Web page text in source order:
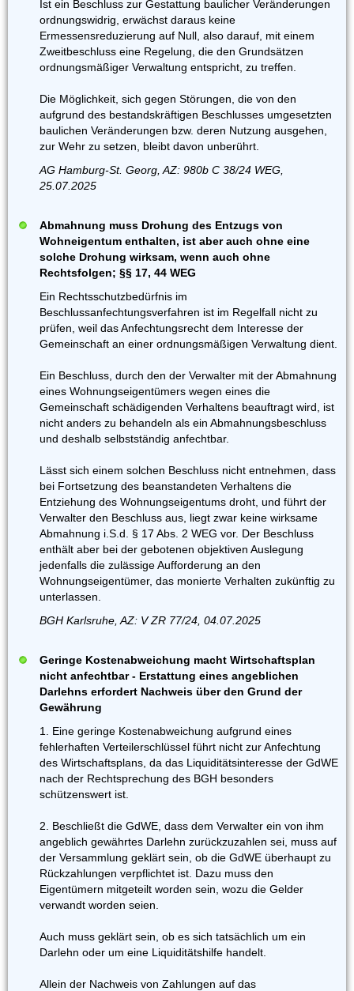
Ist ein Beschluss zur Gestattung baulicher Veränderungen
ordnungswidrig, erwächst daraus keine
Ermessensreduzierung auf Null, also darauf, mit einem
Zweitbeschluss eine Regelung, die den Grundsätzen
ordnungsmäßiger Verwaltung entspricht, zu treffen.
Die Möglichkeit, sich gegen Störungen, die von den
aufgrund des bestandskräftigen Beschlusses umgesetzten
baulichen Veränderungen bzw. deren Nutzung ausgehen,
zur Wehr zu setzen, bleibt davon unberührt.
AG Hamburg-St. Georg, AZ: 980b C 38/24 WEG,
25.07.2025
Abmahnung muss Drohung des Entzugs von
Wohneigentum enthalten, ist aber auch ohne eine
solche Drohung wirksam, wenn auch ohne
Rechtsfolgen; §§ 17, 44 WEG
Ein Rechtsschutzbedürfnis im
Beschlussanfechtungsverfahren ist im Regelfall nicht zu
prüfen, weil das Anfechtungsrecht dem Interesse der
Gemeinschaft an einer ordnungsmäßigen Verwaltung dient.
Ein Beschluss, durch den der Verwalter mit der Abmahnung
eines Wohnungseigentümers wegen eines die
Gemeinschaft schädigenden Verhaltens beauftragt wird, ist
nicht anders zu behandeln als ein Abmahnungsbeschluss
und deshalb selbstständig anfechtbar.
Lässt sich einem solchen Beschluss nicht entnehmen, dass
bei Fortsetzung des beanstandeten Verhaltens die
Entziehung des Wohnungseigentums droht, und führt der
Verwalter den Beschluss aus, liegt zwar keine wirksame
Abmahnung i.S.d. § 17 Abs. 2 WEG vor. Der Beschluss
enthält aber bei der gebotenen objektiven Auslegung
jedenfalls die zulässige Aufforderung an den
Wohnungseigentümer, das monierte Verhalten zukünftig zu
unterlassen.
BGH Karlsruhe, AZ: V ZR 77/24, 04.07.2025
Geringe Kostenabweichung macht Wirtschaftsplan
nicht anfechtbar - Erstattung eines angeblichen
Darlehns erfordert Nachweis über den Grund der
Gewährung
1. Eine geringe Kostenabweichung aufgrund eines
fehlerhaften Verteilerschlüssel führt nicht zur Anfechtung
des Wirtschaftsplans, da das Liquiditätsinteresse der GdWE
nach der Rechtsprechung des BGH besonders
schützenswert ist.
2. Beschließt die GdWE, dass dem Verwalter ein von ihm
angeblich gewährtes Darlehn zurückzuzahlen sei, muss auf
der Versammlung geklärt sein, ob die GdWE überhaupt zu
Rückzahlungen verpflichtet ist. Dazu muss den
Eigentümern mitgeteilt worden sein, wozu die Gelder
verwandt worden seien.
Auch muss geklärt sein, ob es sich tatsächlich um ein
Darlehn oder um eine Liquiditätshilfe handelt.
Allein der Nachweis von Zahlungen auf das